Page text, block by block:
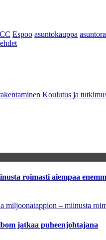
Espoo asuntokauppa
Koulutus ja
roimasti aiempaa
– miinusta
jatkaa puheenjohtajana